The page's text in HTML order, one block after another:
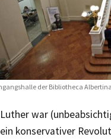
der Bibliotheca
Luther war
ein konservativer